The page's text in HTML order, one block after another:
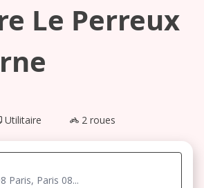
Le Perreux
Utilitaire 2 roues